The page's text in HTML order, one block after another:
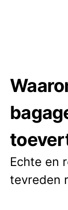
Echte en
tevreden